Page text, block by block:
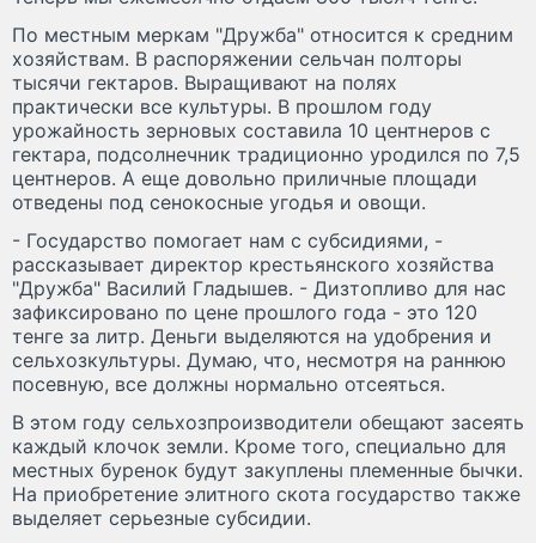
По местным меркам "Дружба" относится к средним
хозяйствам. В распоряжении сельчан полторы
тысячи гектаров. Выращивают на полях
практически все культуры. В прошлом году
урожайность зерновых составила 10 центнеров с
гектара, подсолнечник традиционно уродился по 7,5
центнеров. А еще довольно приличные площади
отведены под сенокосные угодья и овощи.
- Государство помогает нам с субсидиями, -
рассказывает директор крестьянского хозяйства
"Дружба" Василий Гладышев. - Дизтопливо для нас
зафиксировано по цене прошлого года - это 120
тенге за литр. Деньги выделяются на удобрения и
сельхозкультуры. Думаю, что, несмотря на раннюю
посевную, все должны нормально отсеяться.
В этом году сельхозпроизводители обещают засеять
каждый клочок земли. Кроме того, специально для
местных буренок будут закуплены племенные бычки.
На приобретение элитного скота государство также
выделяет серьезные субсидии.